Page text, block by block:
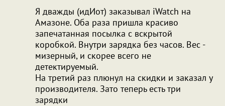
Я дважды (идИот) заказывал iWatch на
Амазоне. Оба раза пришла красиво
запечатанная посылка с вскрытой
коробкой. Внутри зарядка без часов. Вес -
мизерный, и скорее всего не
детектируемый.
На третий раз плюнул на скидки и заказал у
производителя. Зато теперь есть три
зарядки